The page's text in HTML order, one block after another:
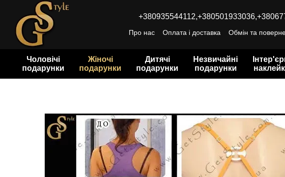
Перейти до основного контенту
+380935544112,+380501933036,
Про нас Оплата і доставка Обмін та
Чоловічі
подарунки
Жіночі
подарунки
Дитячі
подарунки
Незвичайні
подарунки